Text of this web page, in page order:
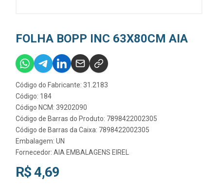
FOLHA BOPP INC 63X80CM AIA
Código do Fabricante: 31.2183
Código: 184
Código NCM: 39202090
Código de Barras do Produto: 7898422002305
Código de Barras da Caixa: 7898422002305
Embalagem: UN
Fornecedor: AIA EMBALAGENS EIREL
R$ 4,69